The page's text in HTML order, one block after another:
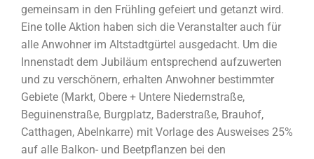
gemeinsam in den Frühling gefeiert und getanzt wird.
Eine tolle Aktion haben sich die Veranstalter auch für
alle Anwohner im Altstadtgürtel ausgedacht. Um die
Innenstadt dem Jubiläum entsprechend aufzuwerten
und zu verschönern, erhalten Anwohner bestimmter
Gebiete (Markt, Obere + Untere Niedernstraße,
Beguinenstraße, Burgplatz, Baderstraße, Brauhof,
Catthagen, Abelnkarre) mit Vorlage des Ausweises 25%
auf alle Balkon- und Beetpflanzen bei den